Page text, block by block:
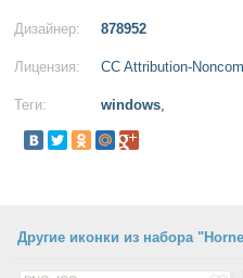
Дизайнер: 878952
Лицензия: CC Attribution-
Теги: windows,
Другие иконки из набора